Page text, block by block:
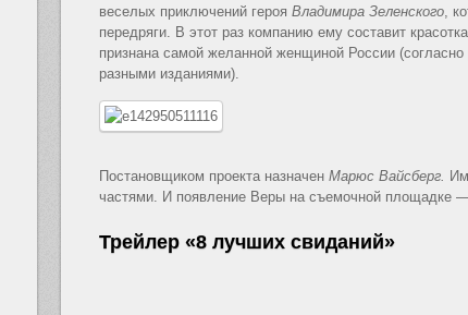
веселых приключений героя Владимира Зеленского ,
передряги. В этот раз компанию ему составит красотка
признана самой желанной женщиной России
разными изданиями).
Постановщиком проекта назначен Марюс Вайсберг.
частями. И появление Веры на съемочной площадке —
Трейлер «8 лучших свиданий»